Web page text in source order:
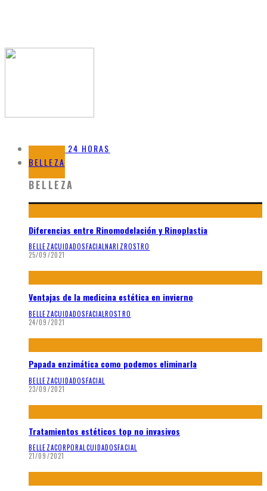
BELLEZA 24 HORAS
BELLEZA
BELLEZA
Diferencias entre Rinomodelación y Rinoplastia
BELLEZACUIDADOSFACIALNARIZROSTRO
25/09/2021
Ventajas de la medicina estética en invierno
BELLEZACUIDADOSFACIALROSTRO
24/09/2021
Papada enzimática como podemos eliminarla
BELLEZACUIDADOSFACIAL
23/09/2021
Tratamientos estéticos top no invasivos
BELLEZACORPORAL CUIDADOSFACIAL
21/09/2021